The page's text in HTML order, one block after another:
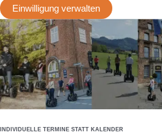
Einwilligung verwalten
INDIVIDUELLE TERMINE STATT KALENDER